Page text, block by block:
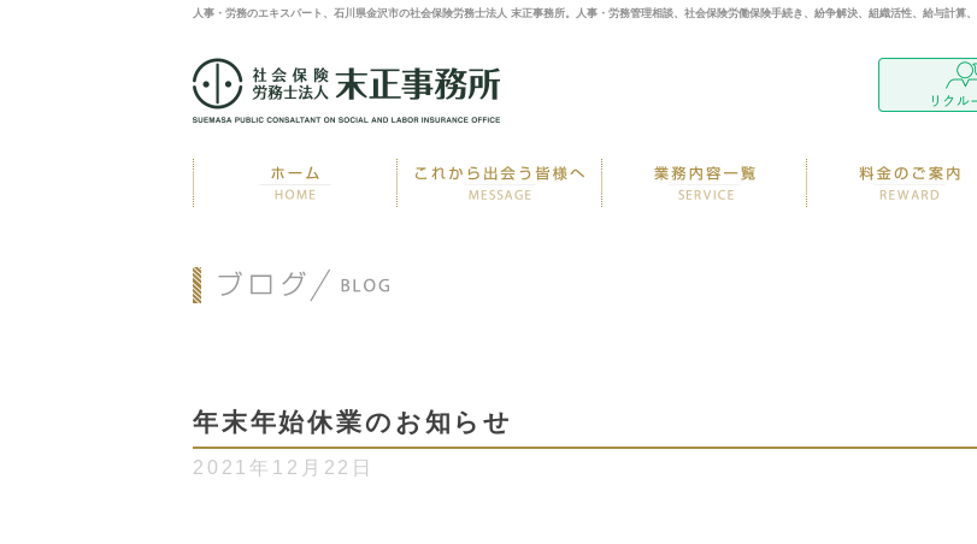
人事・労務のエキスパート、石川県金沢市の社会保険労務士法人 末正事務所。人事・労務管理相談、社会保険労働保険手続き、紛争解決、組織活性、給与計算
年末年始休業のお知らせ
2021年12月22日